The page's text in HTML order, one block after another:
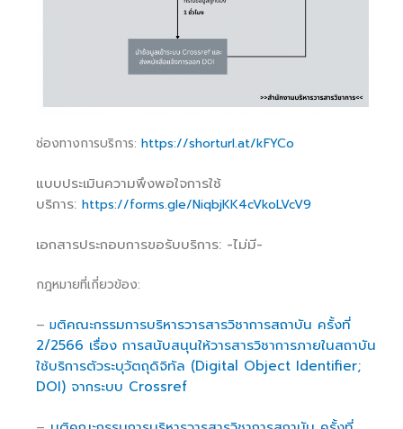
ช่องทางการบริการ: https://shorturl.at/kFYCo
แบบประเมินความพึงพอใจการใช้
บริการ: https://forms.gle/NiqbjKK4cVkoLVcV9
เอกสารประกอบการขอรับบริการ: -ไม่มี-
กฎหมายที่เกี่ยวข้อง:
– มติคณะกรรมการบริหารวารสารวิชาการสถาบัน ครั้งที่
2/2566 เรื่อง การสนับสนุนให้วารสารวิชาการภายในสถาบัน
ใช้บริการตัวระบุวัตถุดิจิทัล (Digital Object Identifier;
DOI) จากระบบ Crossref